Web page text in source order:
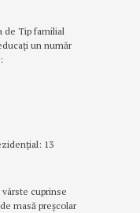
de Tip familial
un număr
13
cuprinse
masă preșcolar